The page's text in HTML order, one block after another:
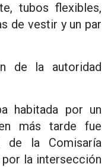
tubos flexibles,
de vestir y un par
de la autoridad
habitada por un
más tarde fue
de la Comisaría
la intersección